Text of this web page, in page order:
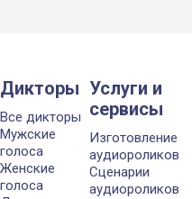
Дикторы
Все дикторы
Мужские
голоса
Женские
голоса
Услуги и
сервисы
Изготовление
аудиороликов
Сценарии
аудиороликов